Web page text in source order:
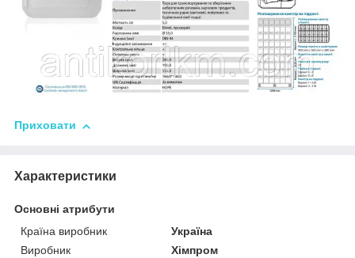
Приховати
Характеристики
Основні атрибути
Країна виробник
Україна
Виробник
Хімпром